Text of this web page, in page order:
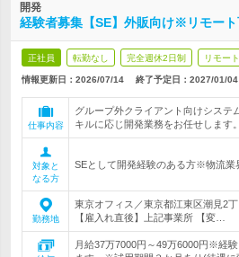
開発
経験者募集【SE】外販向け※リモー
正社員 転勤なし 完全週休2日制 リモー
情報更新日：2026/07/14 終了予定日： 2027/01/04
仕事内容
グループ外クライアント向けシステ
キルに応じ開発業務をお任せします。
対象と
なる方
SEとして開発経験のある方※物流業
勤務地
東京オフィス／東京都江東区潮見2
【雇入れ直後】上記事業所 【変…
月給37万7000円～49万6000円※経